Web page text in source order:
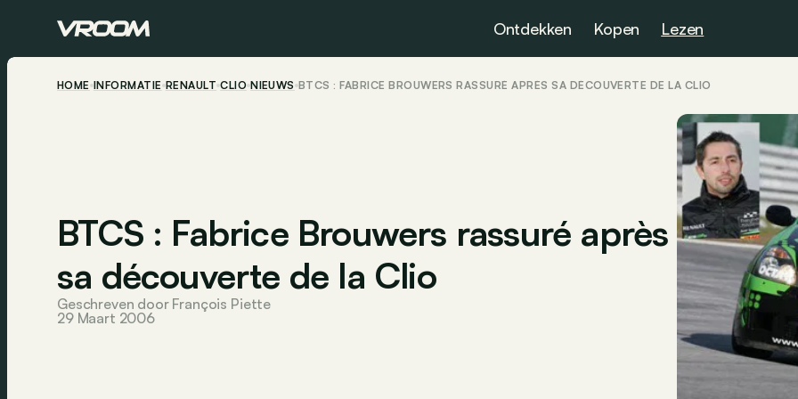
Ontdekken Kopen Lezen
HOME INFORMATIE RENAULT CLIO NIEUWS BTCS : FABRICE BROUWERS RASSURÉ APRÈS SA DÉCOUVERTE DE LA CLIO
BTCS : Fabrice Brouwers rassuré après
sa découverte de la Clio
Geschreven door François Piette
29 Maart 2006